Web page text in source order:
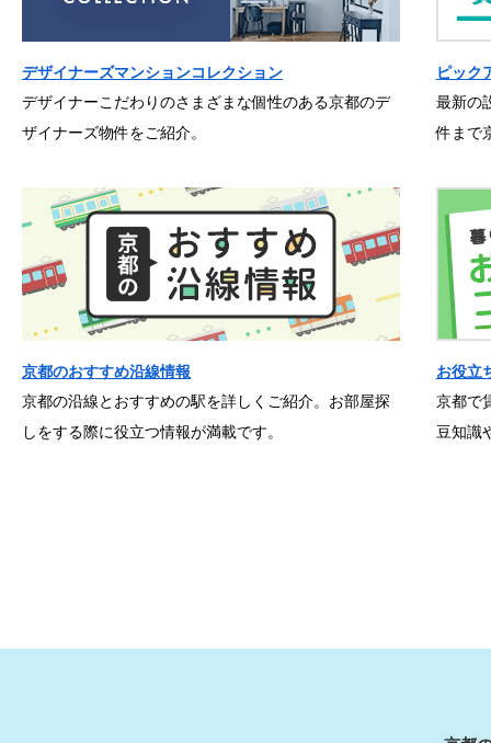
デザイナーズマンションコレクション
デザイナーこだわりのさまざまな個性のある京都のデ
ザイナーズ物件をご紹介。
ピック
最新の
件まで
京都のおすすめ沿線情報
京都の沿線とおすすめの駅を詳しくご紹介。お部屋探
しをする際に役立つ情報が満載です。
お役立
京都で
豆知識